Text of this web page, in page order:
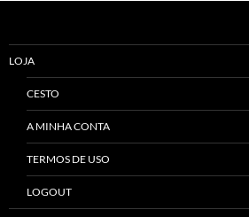
LOJA
CESTO
A MINHA CONTA
TERMOS DE USO
LOGOUT